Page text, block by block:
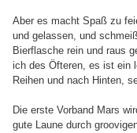
Aber es macht Spaß zu
und gelassen, und
Bierflasche rein und raus
ich des Öfteren, es ist ein
Reihen und nach Hinten,
Die erste Vorband Mars
gute Laune durch